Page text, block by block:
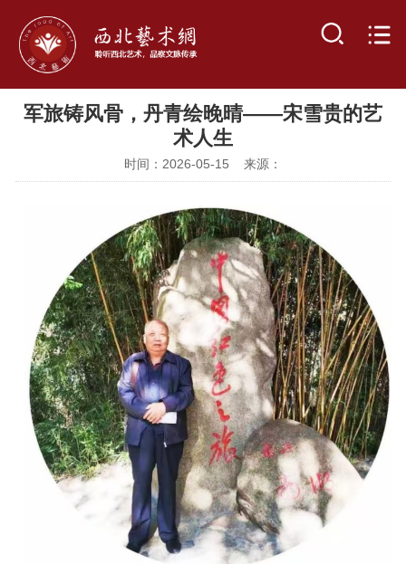
军旅铸风骨，丹青绘晚晴——宋雪贵的艺
术人生
时间：2026-05-15 来源：